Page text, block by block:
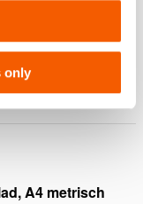
only
A4 metrisch